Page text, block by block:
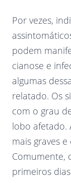
Por vezes,
podem
cianose e
algumas
relatado. Os
com o grau
lobo afetado.
mais graves
Comumente,
primeiros